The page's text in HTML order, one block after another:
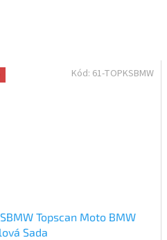
Topscan Moto BMW
Sada
Kód: 61-TOPKSBMW